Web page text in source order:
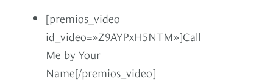
[premios_video
id_video=»Z9AYPxH5NTM»]Call
Me by Your
Name[/premios_video]